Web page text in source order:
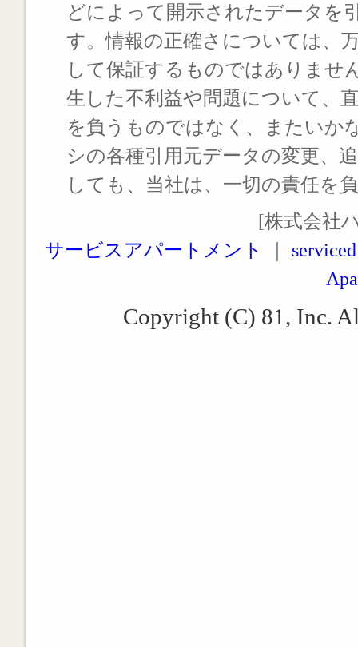
どによって開示されたデータを
す。情報の正確さについては、
して保証するものではありませ
生した不利益や問題について、
を負うものではなく、またいか
シの各種引用元データの変更、
しても、当社は、一切の責任を
[株式会社
サービスアパートメント
Copyright (C) 81, Inc.